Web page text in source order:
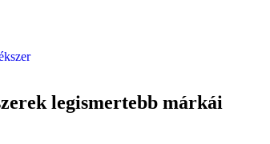
legismertebb márkái